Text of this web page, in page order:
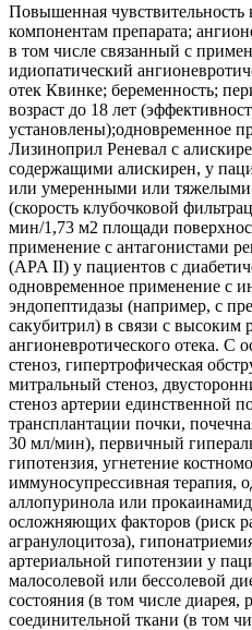
Повышенная
компонентам препарата;
в том числе связанный с
идиопатический
отек Квинке; беременность;
возраст до 18 лет
установлены);одновременное
Лизиноприл Реневал с
содержащими алискирен, у
или умеренными или
(скорость клубочковой
мин/1,73 м2 площади
применение с антагонистами
(APA II) у пациентов с
одновременное применение с
эндопептидазы (например, с
сакубитрил) в связи с высоким
ангионевротического отека. С
стеноз, гипертрофическая
митральный стеноз,
стеноз артерии единственной
трансплантации почки,
30 мл/мин), первичный
гипотензия, угнетение
иммуносупрессивная терапия,
аллопуринола или
осложняющих факторов (риск
агранулоцитоза),
артериальной гипотензии у
малосолевой или бессолевой
состояния (в том числе диарея,
соединительной ткани (в том